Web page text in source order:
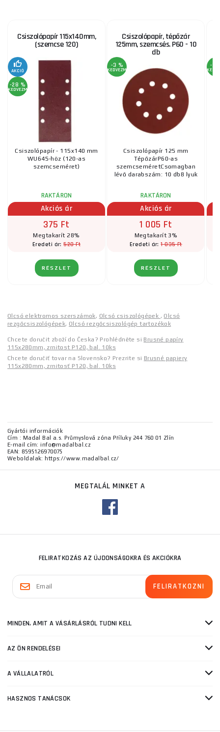
Csiszolópapír 115x140mm,
(szemcse 120)
AKCIÓ
-28 %
KEDVEZMÉNY
Csiszolópapír - 115x140 mm
WU645-höz (120-as
szemcseméret)
RAKTÁRON
Akciós ár
375 Ft
Megtakarít 28%
Eredeti ár:520 Ft
RÉSZLET
Csiszolópapír, tépőzár
125mm, szemcsés. P60 - 10
db
-3 %
KEDVEZMÉNY
Csiszolópapír 125 mm
TépőzárP60-as
szemcseméretCsomagban
lévő darabszám: 10 db8 lyuk
RAKTÁRON
Akciós ár
1 005 Ft
Megtakarít 3%
Eredeti ár:1 035 Ft
RÉSZLET
-3
Olcsó elektromos szerszámok, Olcsó csiszológépek , Olcsó
rezgőcsiszológépek, Olcsó rezgőcsiszológép tartozékok
Chcete doručit zboží do Česka? Prohlédněte si Brusné papíry
115x280mm, zrnitost P120, bal. 10ks
Chcete doručiť tovar na Slovensko? Prezrite si Brusné papiery
115x280mm, zrnitosť P120, bal. 10ks
Gyártói információk
Cím : Madal Bal a.s. Průmyslová zóna Příluky 244 760 01 Zlín
E-mail cím: info@madalbal.cz
EAN: 8595126970075
Weboldalak: https://www.madalbal.cz/
MEGTALÁL MINKET A
FELIRATKOZÁS AZ ÚJDONSÁGOKRA ÉS AKCIÓKRA
MINDEN, AMIT A VÁSÁRLÁSRÓL TUDNI KELL
AZ ÖN RENDELÉSEI
A VÁLLALATRÓL
HASZNOS TANÁCSOK